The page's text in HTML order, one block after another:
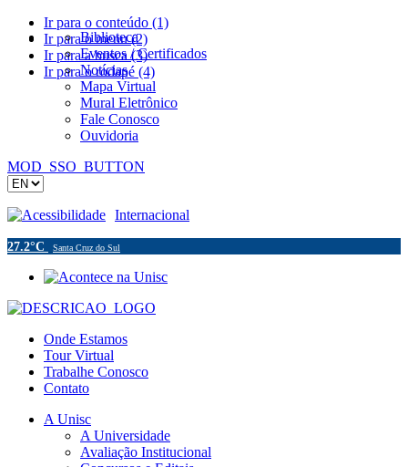
Ir para o conteúdo (1)
Ir para o menu (2)
Ir para a busca (3)
Ir para o rodapé (4)
Biblioteca
Eventos / Certificados
Notícias
Mapa Virtual
Mural Eletrônico
Fale Conosco
Ouvidoria
MOD_SSO_BUTTON
Acessibilidade Internacional
27.2°C Santa Cruz do Sul
Onde Estamos
Tour Virtual
Trabalhe Conosco
Contato
A Unisc
A Universidade
Avaliação Institucional